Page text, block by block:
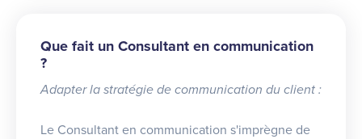
Que fait un Consultant en communication
?
Adapter la stratégie de communication du client :
Le Consultant en communication s'imprègne de